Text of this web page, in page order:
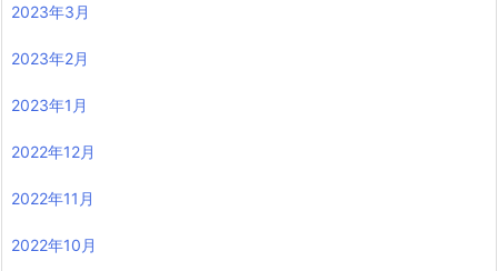
2023年3月
2023年2月
2023年1月
2022年12月
2022年11月
2022年10月